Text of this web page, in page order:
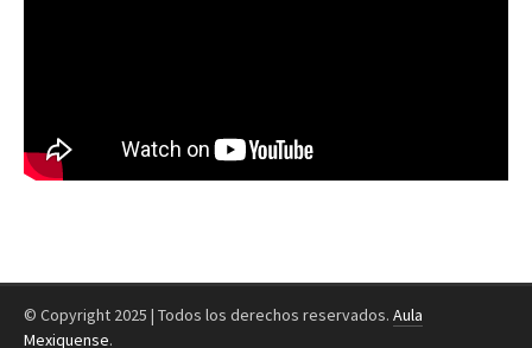
© Copyright 2025 | Todos los derechos reservados. Aula
Mexiquense.